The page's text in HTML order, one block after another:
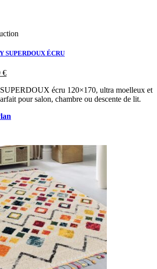
SUPERDOUX ÉCRU
€
écru 120×170, ultra moelleux et
pour salon, chambre ou descente de lit.